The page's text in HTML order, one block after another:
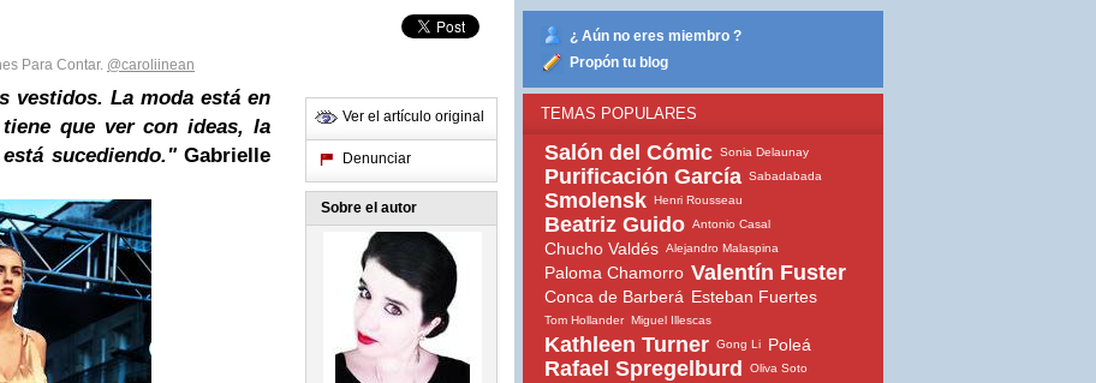
Para Contar. @caroliinean
vestidos. La moda está en
que ver con ideas, la
sucediendo." Gabrielle
Ver el artículo original
Denunciar
Sobre el autor
¿ Aún no eres miembro ?
Propón tu blog
TEMAS POPULARES
Salón del Cómic Sonia Delaunay
Purificación García Sabadabada
Smolensk Henri Rousseau
Beatriz Guido Antonio Casal
Chucho Valdés Alejandro Malaspina
Paloma Chamorro Valentín Fuster
Conca de Barberá Esteban Fuertes
Tom Hollander Miguel Illescas
Kathleen Turner Gong Li Poleá
Rafael Spregelburd Oliva Soto